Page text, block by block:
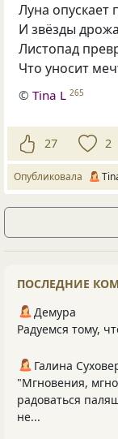
Луна опускает
И звёзды
Листопад
Что уносит
©Tina L 265
27 2
Опубликовала
ПОСЛЕДНИЕ
Демура
Радуемся тому,
Галина
"Мгновения,
радоваться
не...